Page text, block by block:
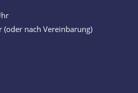
(oder nach Vereinbarung)